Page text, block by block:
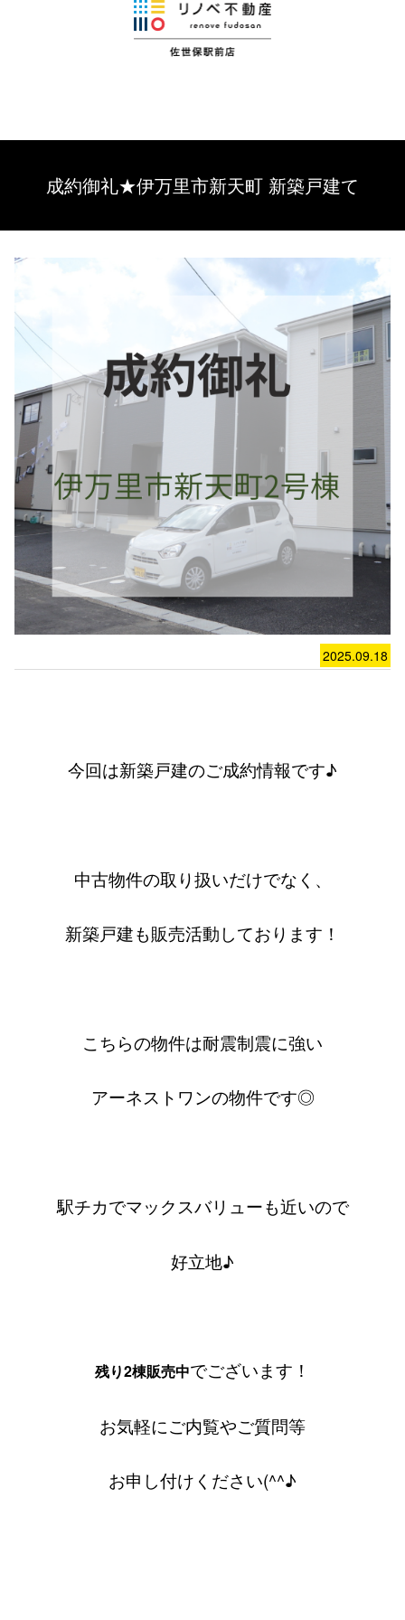
成約御礼★伊万里市新天町 新築戸建て
2025.09.18
今回は新築戸建のご成約情報です♪
中古物件の取り扱いだけでなく、
新築戸建も販売活動しております！
こちらの物件は耐震制震に強い
アーネストワンの物件です◎
駅チカでマックスバリューも近いので
好立地♪
残り2棟販売中でございます！
お気軽にご内覧やご質問等
お申し付けください(^^♪